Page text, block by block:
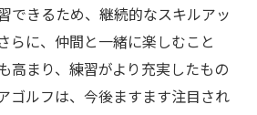
できるため、継続的なスキルアッ
らに、仲間と一緒に楽しむこと
高まり、練習がより充実したもの
ゴルフは、今後ますます注目され